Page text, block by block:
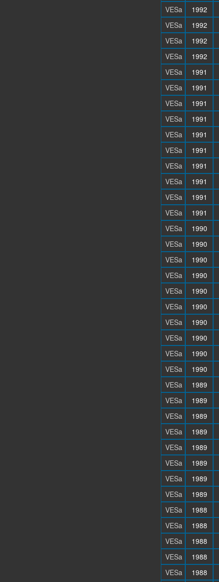
VESa
1992
VESa
1992
VESa
1992
VESa
1992
VESa
1991
VESa
1991
VESa
1991
VESa
1991
VESa
1991
VESa
1991
VESa
1991
VESa
1991
VESa
1991
VESa
1991
VESa
1990
VESa
1990
VESa
1990
VESa
1990
VESa
1990
VESa
1990
VESa
1990
VESa
1990
VESa
1990
VESa
1990
VESa
1989
VESa
1989
VESa
1989
VESa
1989
VESa
1989
VESa
1989
VESa
1989
VESa
1989
VESa
1988
VESa
1988
VESa
1988
VESa
1988
VESa
1988